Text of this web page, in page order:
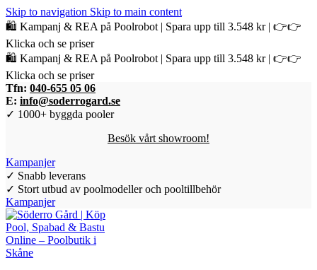
Skip to navigation Skip to main content
🛍️ Kampanj & REA på Poolrobot | Spara upp till 3.548 kr | 👉👉
Klicka och se priser
🛍️ Kampanj & REA på Poolrobot | Spara upp till 3.548 kr | 👉👉
Klicka och se priser
Tfn: 040-655 05 06
E: info@soderrogard.se
✓ 1000+ byggda pooler
Besök vårt showroom!
Kampanjer
✓ Snabb leverans
✓ Stort utbud av poolmodeller och pooltillbehör
Kampanjer